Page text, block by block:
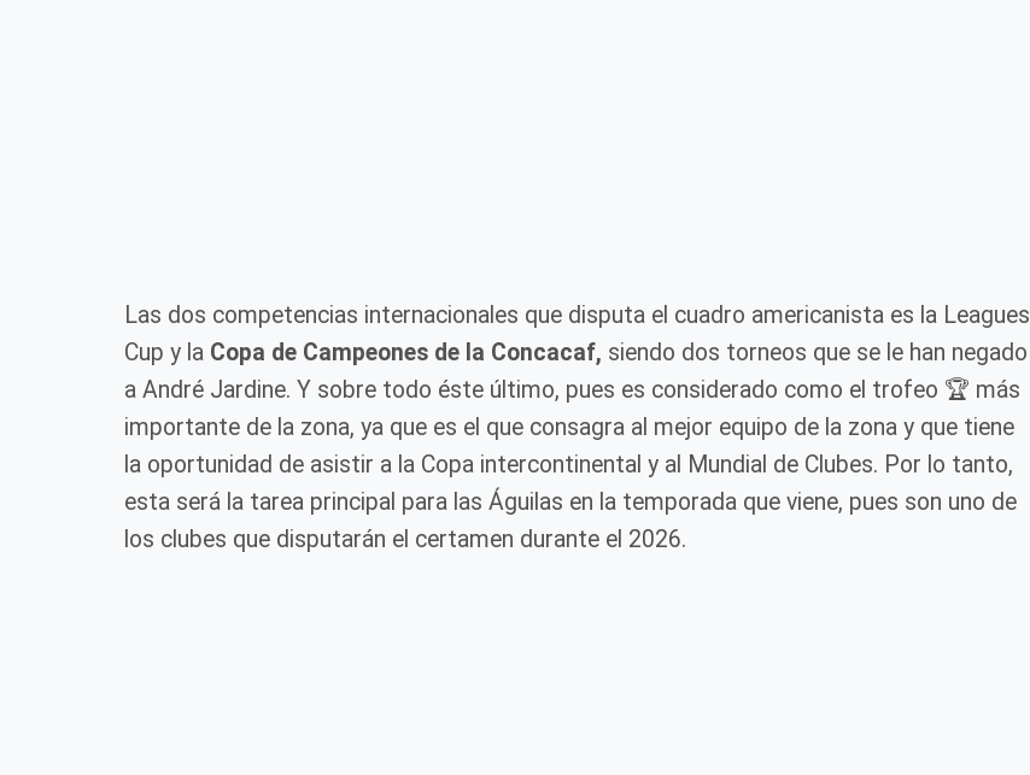
Las dos competencias internacionales que disputa el cuadro americanista es la Leagues
Cup y la Copa de Campeones de la Concacaf, siendo dos torneos que se le han negado
a André Jardine. Y sobre todo éste último, pues es considerado como el trofeo 🏆 más
importante de la zona, ya que es el que consagra al mejor equipo de la zona y que tiene
la oportunidad de asistir a la Copa intercontinental y al Mundial de Clubes. Por lo tanto,
esta será la tarea principal para las Águilas en la temporada que viene, pues son uno de
los clubes que disputarán el certamen durante el 2026.